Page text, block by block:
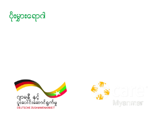
ပိုးမွှားရောဂါ